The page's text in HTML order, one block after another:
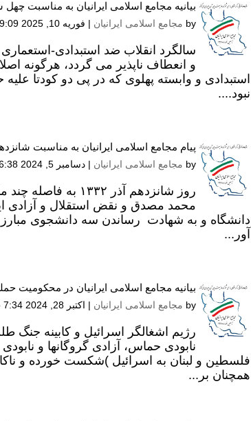
بیانیه مجامع اسلامی ایرانیان به مناسبت
by مجامع اسلامی ایرانیان | فوریه 10, 2025 9:09 ب.ظ
سالگرد انقلاب ضد استبدادی-‌
و انعطاف ناپذیر می گردد، هرگونه
استبدادی و وابسته پهلوی که در پی دو کودتا
نبود....
پیام مجامع اسلامی ایرانیان به مناسبت
by مجامع اسلامی ایرانیان |دسامبر 5, 2024 6:38 ب.ظ
روز شانزدهم آذر
محمد مصدق و نقض استقلال و آزادی
دانشگاه و به شهادت رساندن سه دانشجوی
آور...
بیانیه مجامع اسلامی ایرانیان در محکومیت
by مجامع اسلامی ایرانیان | اکتبر 28, 2024 7:34 ب.ظ
رژیم اشغالگر اسرائیل و کابینه جنگ
نابودی حماس، آزادی گروگانها و
فلسطین و لبنان به اسرائیل )شکست خورده و
همچنان بر...